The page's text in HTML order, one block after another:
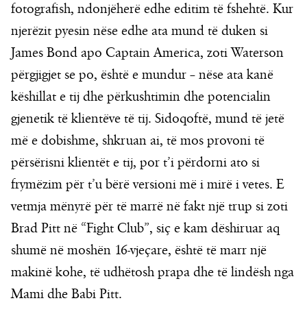
fotografish, ndonjëherë edhe editim të fshehtë. Kur
njerëzit pyesin nëse edhe ata mund të duken si
James Bond apo Captain America, zoti Waterson
përgjigjet se po, është e mundur – nëse ata kanë
këshillat e tij dhe përkushtimin dhe potencialin
gjenetik të klientëve të tij. Sidoqoftë, mund të jetë
më e dobishme, shkruan ai, të mos provoni të
përsërisni klientët e tij, por t’i përdorni ato si
frymëzim për t’u bërë versioni më i mirë i vetes. E
vetmja mënyrë për të marrë në fakt një trup si zoti
Brad Pitt në “Fight Club”, siç e kam dëshiruar aq
shumë në moshën 16-vjeçare, është të marr një
makinë kohe, të udhëtosh prapa dhe të lindësh nga
Mami dhe Babi Pitt.